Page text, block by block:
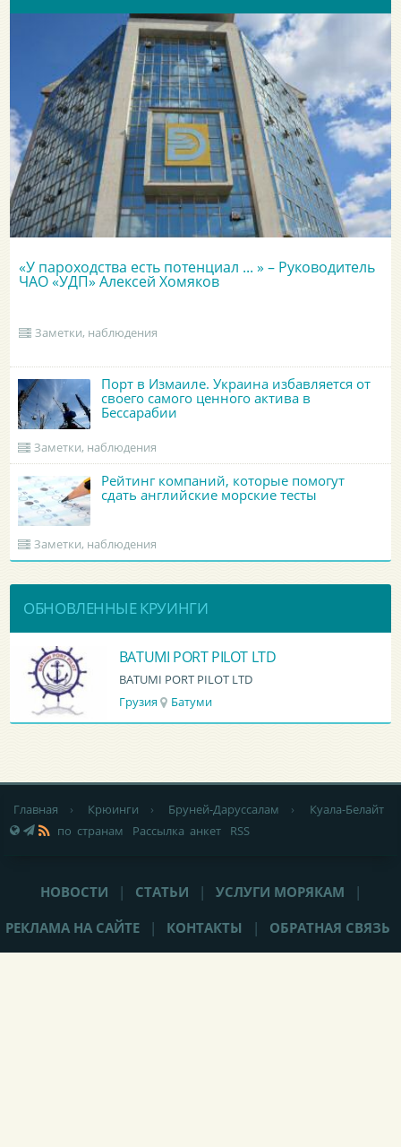
«У пароходства есть потенциал ... » – Руководитель
ЧАО «УДП» Алексей Хомяков
Заметки, наблюдения
Порт в Измаиле. Украина избавляется от
своего самого ценного актива в
Бессарабии
Заметки, наблюдения
Рейтинг компаний, которые помогут
сдать английские морские тесты
Заметки, наблюдения
ОБНОВЛЕННЫЕ КРУИНГИ
BATUMI PORT PILOT LTD
BATUMI PORT PILOT LTD
Грузия
Батуми
Главная › Крюинги › Бруней-Даруссалам ›
Куала-Белайт
по странам
Рассылка анкет RSS
НОВОСТИ | СТАТЬИ | УСЛУГИ МОРЯКАМ
|
РЕКЛАМА НА САЙТЕ
| КОНТАКТЫ | ОБРАТНАЯ СВЯЗЬ